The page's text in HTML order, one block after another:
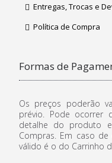
Entregas, Trocas e
Política de Compra
Formas de
Os preços poderão
prévio. Pode ocorrer
detalhe do produto
Compras. Em caso
válido é o do Carrinho